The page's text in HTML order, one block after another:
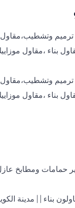
بناء ،مقاول
بناء ،مقاول
حمامات ومطابخ
بناء | | مدينة